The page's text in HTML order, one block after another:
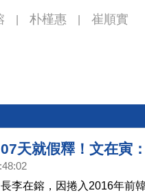
朴槿惠 崔順實
天就假釋！文在寅
李在鎔，因捲入2016年前